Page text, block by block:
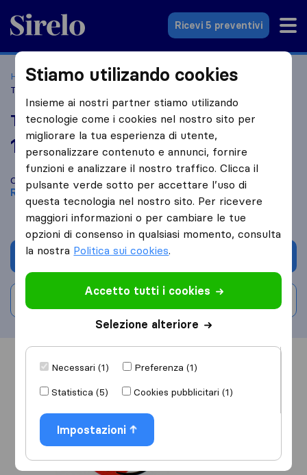
Sirelo.it
Ricevi 5 preventivi
Home Le 10 migliori aziende di traslochi in Italia
Traslochi Di Curzio
Traslochi Di Curzio
10,0 basato su1
recensioni di Sirelo e Google
Confronta Traslochi Di Curzio con altreaziende di traslochi
Roma
Chiedi preventivo
Informazioni Recensioni
Stiamo utilizando cookies
Insieme ai nostri partner stiamo utilizando
tecnologie come i cookies nel nostro sito per
migliorare la tua esperienza di utente,
personalizzare contenuto e annunci, fornire
funzioni e analizzare il nostro traffico. Clicca il
pulsante verde sotto per accettare l’uso di
questa tecnologia nel nostro sito. Per ricevere
maggiori informazioni o per cambiare le tue
opzioni di consenso in qualsiasi momento, consulta
la nostra Politica sui cookies.
Accetto tutti i cookies
Selezione alteriore
Necessari (1)
Preferenza (1)
Statistica (5)
Cookies pubblicitari (1)
Impostazioni